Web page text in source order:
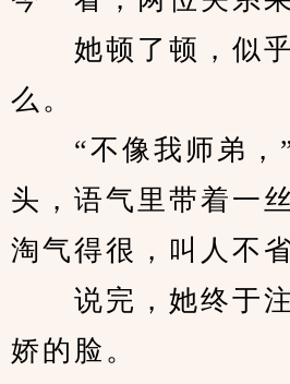
她顿了顿，似乎
么。
“不像我师弟，”
头，语气里带着一
淘气得很，叫人不
说完，她终于注
娇的脸。